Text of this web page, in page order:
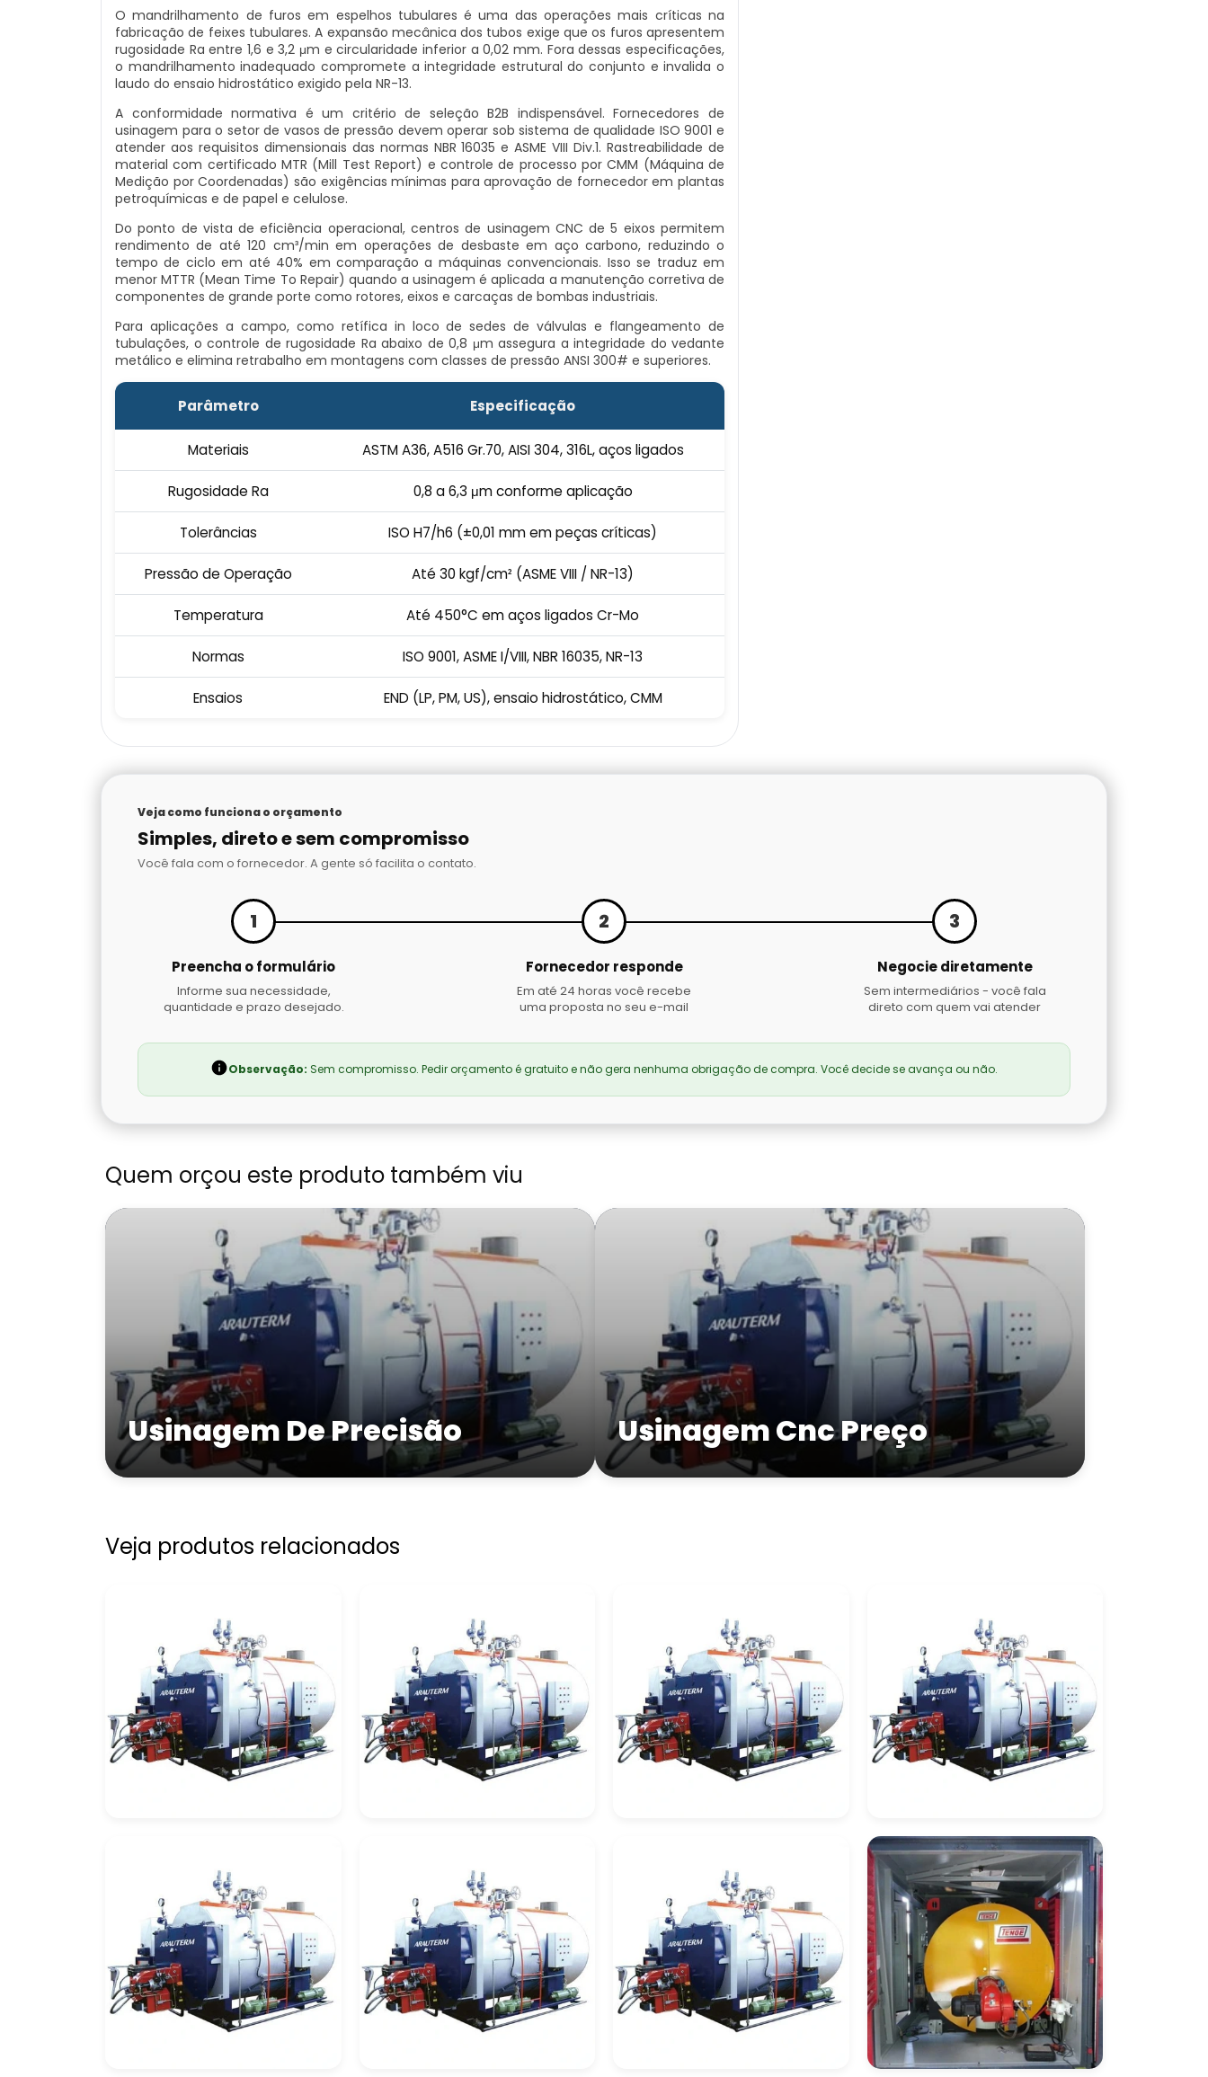
O mandrilhamento de furos em espelhos tubulares é uma das operações mais críticas na
fabricação de feixes tubulares. A expansão mecânica dos tubos exige que os furos apresentem
rugosidade Ra entre 1,6 e 3,2 μm e circularidade inferior a 0,02 mm. Fora dessas especificações,
o mandrilhamento inadequado compromete a integridade estrutural do conjunto e invalida o
laudo do ensaio hidrostático exigido pela NR-13.
A conformidade normativa é um critério de seleção B2B indispensável. Fornecedores de
usinagem para o setor de vasos de pressão devem operar sob sistema de qualidade ISO 9001 e
atender aos requisitos dimensionais das normas NBR 16035 e ASME VIII Div.1. Rastreabilidade de
material com certificado MTR (Mill Test Report) e controle de processo por CMM (Máquina de
Medição por Coordenadas) são exigências mínimas para aprovação de fornecedor em plantas
petroquímicas e de papel e celulose.
Do ponto de vista de eficiência operacional, centros de usinagem CNC de 5 eixos permitem
rendimento de até 120 cm³/min em operações de desbaste em aço carbono, reduzindo o
tempo de ciclo em até 40% em comparação a máquinas convencionais. Isso se traduz em
menor MTTR (Mean Time To Repair) quando a usinagem é aplicada a manutenção corretiva de
componentes de grande porte como rotores, eixos e carcaças de bombas industriais.
Para aplicações a campo, como retífica in loco de sedes de válvulas e flangeamento de
tubulações, o controle de rugosidade Ra abaixo de 0,8 μm assegura a integridade do vedante
metálico e elimina retrabalho em montagens com classes de pressão ANSI 300# e superiores.
Parâmetro Especificação
Materiais ASTM A36, A516 Gr.70, AISI 304, 316L, aços ligados
Rugosidade Ra 0,8 a 6,3 μm conforme aplicação
Tolerâncias ISO H7/h6 (±0,01 mm em peças críticas)
Pressão de Operação Até 30 kgf/cm² (ASME VIII / NR-13)
Temperatura Até 450°C em aços ligados Cr-Mo
Normas ISO 9001, ASME I/VIII, NBR 16035, NR-13
Ensaios END (LP, PM, US), ensaio hidrostático, CMM
Veja como funciona o orçamento
Simples, direto e sem compromisso
Você fala com o fornecedor. A gente só facilita o contato.
1
Preencha o formulário
Informe sua necessidade,
quantidade e prazo desejado.
2
Fornecedor responde
Em até 24 horas você recebe
uma proposta no seu e-mail
3
Negocie diretamente
Sem intermediários - você fala
direto com quem vai atender
Observação: Sem compromisso. Pedir orçamento é gratuito e não gera nenhuma obrigação de compra. Você decide se avança ou não.
Quem orçou este produto também viu
Usinagem De Precisão Usinagem Cnc Preço
Veja produtos relacionados
Recuperação
Recuperação Celulose
Caldeira De
Recuperação De Calor